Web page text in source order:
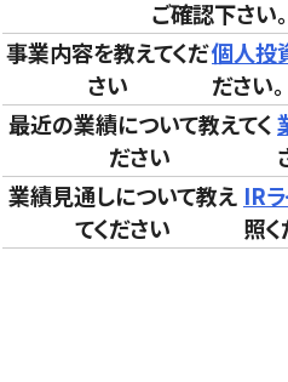
ご確認下さい。
事業内容を教えてくだ
さい
個人投
ださい。
最近の業績について教えてく
ださい
業績見通しについて教え
てください
IR
照く